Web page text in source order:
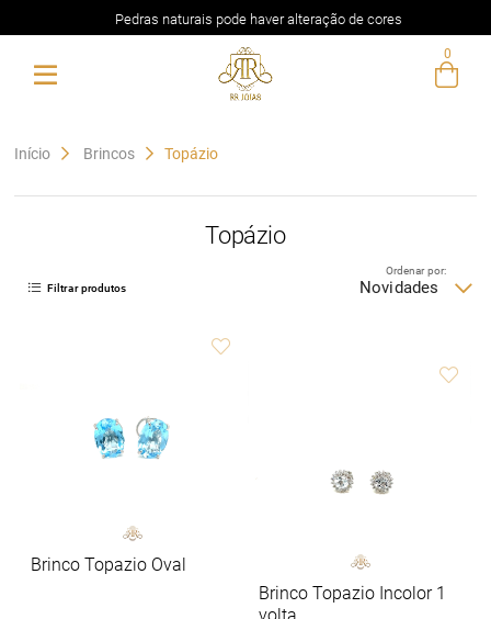
Entre com email ou cpf/cnpj
Pedras naturais pode haver alteração de cores
0
Início Brincos Topázio
Topázio
Filtrar produtos Novidades
Ordenar por:
Brinco Topazio Oval
Brinco Topazio Incolor 1
volta